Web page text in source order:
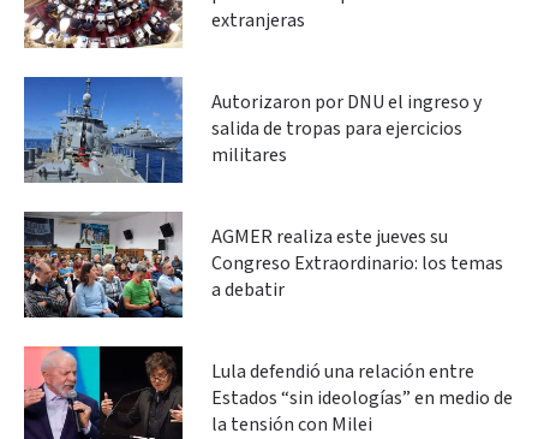
extranjeras
Autorizaron por DNU el ingreso y
salida de tropas para ejercicios
militares
AGMER realiza este jueves su
Congreso Extraordinario: los temas
a debatir
Lula defendió una relación entre
Estados “sin ideologías” en medio de
la tensión con Milei